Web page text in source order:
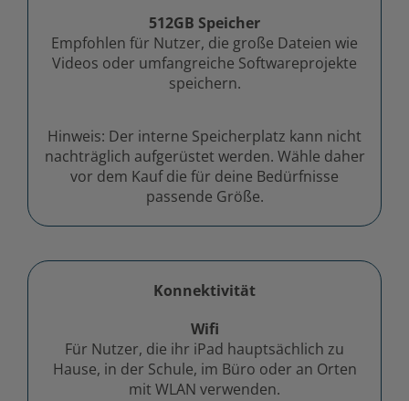
512GB Speicher
Empfohlen für Nutzer, die große Dateien wie
Videos oder umfangreiche Softwareprojekte
speichern.
Hinweis: Der interne Speicherplatz kann nicht
nachträglich aufgerüstet werden. Wähle daher
vor dem Kauf die für deine Bedürfnisse
passende Größe.
Konnektivität
Wifi
Für Nutzer, die ihr iPad hauptsächlich zu
Hause, in der Schule, im Büro oder an Orten
mit WLAN verwenden.